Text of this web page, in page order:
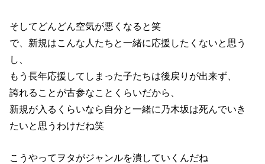
そしてどんどん空気が悪くなると笑
で、新規はこんな人たちと一緒に応援したくないと思う
し、
もう長年応援してしまった子たちは後戻りが出来ず、
誇れることが古参なことくらいだから、
新規が入るくらいなら自分と一緒に乃木坂は死んでいき
たいと思うわけだね笑
こうやってヲタがジャンルを潰していくんだね